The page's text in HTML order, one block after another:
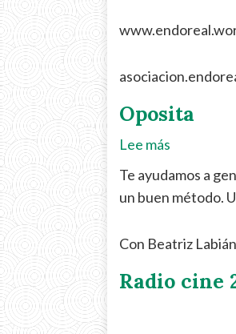
Oposita
Lee más
Te ayudamos a
un buen método.
Con Beatriz
Radio cine